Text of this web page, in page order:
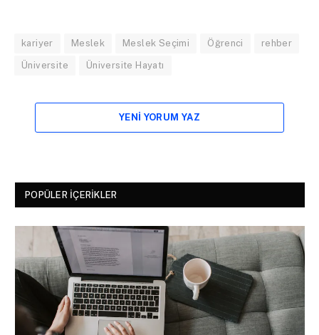
kariyer Meslek Meslek Seçimi Öğrenci rehber
Üniversite Üniversite Hayatı
YENI YORUM YAZ
POPÜLER İÇERIKLER